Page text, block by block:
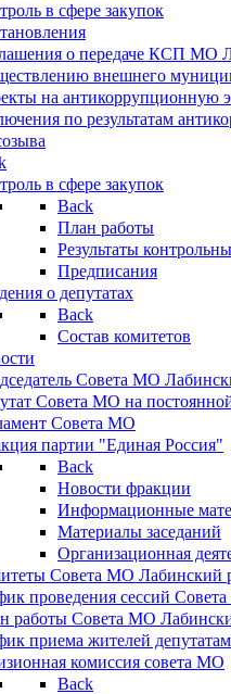
в сфере закупок
о передаче КСП МО
внешнего
на антикоррупционную
по результатам
в сфере закупок
Back
План работы
Результаты
Предписания
о депутатах
Back
Состав комитетов
Совета МО
Совета МО на
Совета МО
партии "Единая Россия"
Back
Новости фракции
Информационные
Материалы заседаний
Организационная
Совета МО Лабинский
проведения сессий
работы Совета МО
приема жителей
комиссия совета МО
Back